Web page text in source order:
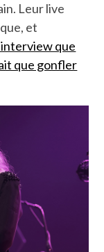
Leur live
et
que
que gonfler